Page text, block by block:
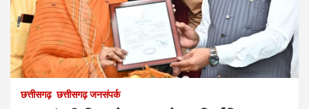
छत्तीसगढ़ छत्तीसगढ़ जनसंपर्क